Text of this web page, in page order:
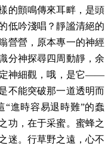
的顫鳴傳來耳畔，是頭
低吟淺唱？靜謐清絕的
營營，原本專一的神經
分神探尋四周動靜，余
神細觀，哦，是它——
不能突破那一道透明而
“進時容易退時難”的蠢
功，在于采蜜。蜜蜂之
迷。行草野之遠，心不